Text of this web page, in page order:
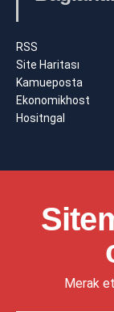
RSS
Site Haritası
Kamueposta
Ekonomikhost
Hositngal
Merak